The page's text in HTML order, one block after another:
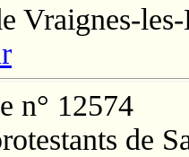
Vraignes-
n° 12574
de